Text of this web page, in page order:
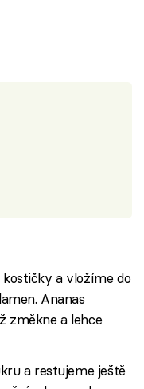
a vložíme do
Ananas
změkne a lehce
a restujeme ještě